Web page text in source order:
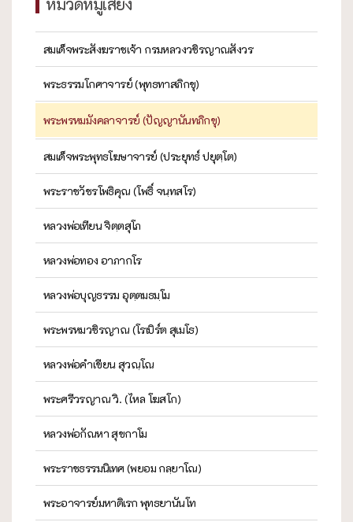
หมวดหมู่เสียง
สมเด็จพระสังฆราชเจ้า กรมหลวงวชิรญาณสังวร
พระธรรมโกศาจารย์ (พุทธทาสภิกขุ)
พระพรหมมังคลาจารย์ (ปัญญานันทภิกขุ)
สมเด็จพระพุทธโฆษาจารย์ (ประยุทธ์ ปยุตฺโต)
พระราชวัชรโพธิคุณ (โพธิ์ จนฺทสโร)
หลวงพ่อเทียน จิตฺตสุโภ
หลวงพ่อทอง อาภากโร
หลวงพ่อบุญธรรม อุตฺตมธมฺโม
พระพรหมวชิรญาณ (โรเบิร์ต สุเมโธ)
หลวงพ่อคำเขียน สุวณฺโณ
พระศรีวรญาณ วิ. (ไหล โฆสโก)
หลวงพ่อกัณหา สุขกาโม
พระราชธรรมนิเทศ (พยอม กลฺยาโณ)
พระอาจารย์มหาดิเรก พุทธยานันโท